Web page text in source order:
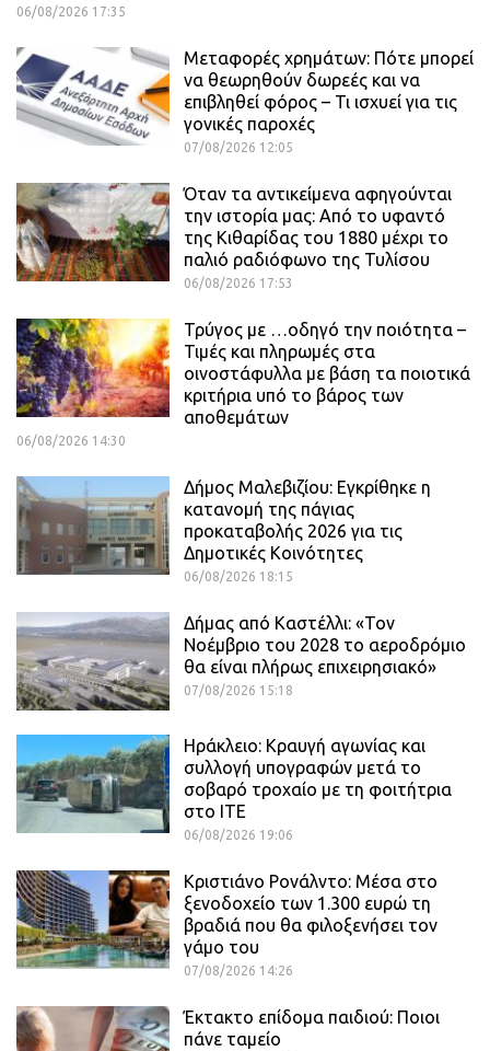
06/08/2026 17:35
Μεταφορές χρημάτων: Πότε μπορεί
να θεωρηθούν δωρεές και να
επιβληθεί φόρος – Τι ισχυεί για τις
γονικές παροχές
07/08/2026 12:05
Όταν τα αντικείμενα αφηγούνται
την ιστορία μας: Από το υφαντό
της Κιθαρίδας του 1880 μέχρι το
παλιό ραδιόφωνο της Τυλίσου
06/08/2026 17:53
Τρύγος με …οδηγό την ποιότητα –
Τιμές και πληρωμές στα
οινοστάφυλλα με βάση τα ποιοτικά
κριτήρια υπό το βάρος των
αποθεμάτων
06/08/2026 14:30
Δήμος Μαλεβιζίου: Εγκρίθηκε η
κατανομή της πάγιας
προκαταβολής 2026 για τις
Δημοτικές Κοινότητες
06/08/2026 18:15
Δήμας από Καστέλλι: «Τον
Νοέμβριο του 2028 το αεροδρόμιο
θα είναι πλήρως επιχειρησιακό»
07/08/2026 15:18
Ηράκλειο: Κραυγή αγωνίας και
συλλογή υπογραφών μετά το
σοβαρό τροχαίο με τη φοιτήτρια
στο ΙΤΕ
06/08/2026 19:06
Κριστιάνο Ρονάλντο: Μέσα στο
ξενοδοχείο των 1.300 ευρώ τη
βραδιά που θα φιλοξενήσει τον
γάμο του
07/08/2026 14:26
Έκτακτο επίδομα παιδιού: Ποιοι
πάνε ταμείο